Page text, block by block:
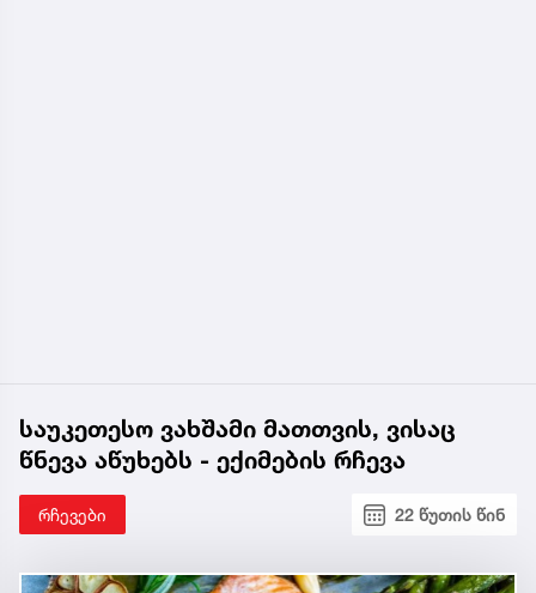
საუკეთესო ვახშამი მათთვის, ვისაც
წნევა აწუხებს - ექიმების რჩევა
რჩევები 22 წუთის წინ